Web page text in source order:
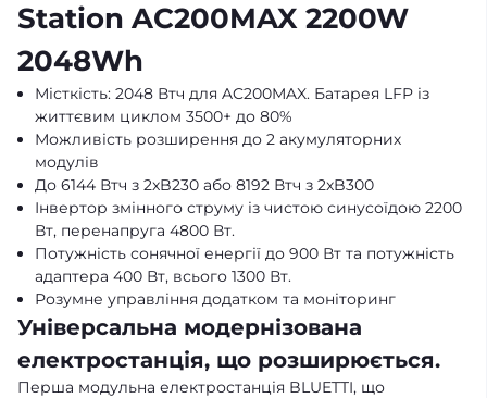
Station AC200MAX 2200W
2048Wh
Місткість: 2048 Втч для AC200MAX. Батарея LFP із
життєвим циклом 3500+ до 80%
Можливість розширення до 2 акумуляторних
модулів
До 6144 Втч з 2xB230 або 8192 Втч з 2xB300
Інвертор змінного струму із чистою синусоїдою 2200
Вт, перенапруга 4800 Вт.
Потужність сонячної енергії до 900 Вт та потужність
адаптера 400 Вт, всього 1300 Вт.
Розумне управління додатком та моніторинг
Універсальна модернізована
електростанція, що розширюється.
Перша модульна електростанція BLUETTI, що